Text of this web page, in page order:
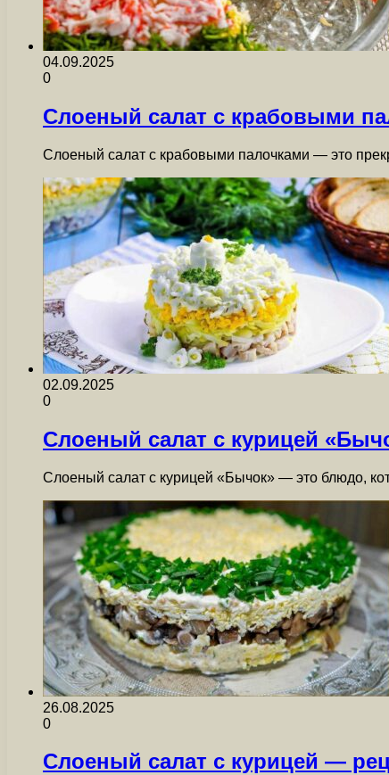
04.09.2025
0
Слоеный салат с крабовыми
Слоеный салат с крабовыми палочками — это
02.09.2025
0
Слоеный салат с курицей
Слоеный салат с курицей «Бычок» — это блюдо,
26.08.2025
0
Слоеный салат с курицей —